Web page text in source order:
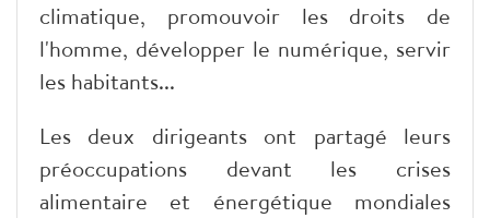
climatique, promouvoir les droits de
l'homme, développer le numérique, servir
les habitants...
Les deux dirigeants ont partagé leurs
préoccupations devant les crises
alimentaire et énergétique mondiales